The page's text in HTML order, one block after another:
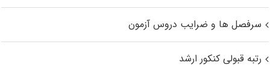
سرفصل ها و ضرایب دروس آزمون
رتبه قبولی کنکور ارشد